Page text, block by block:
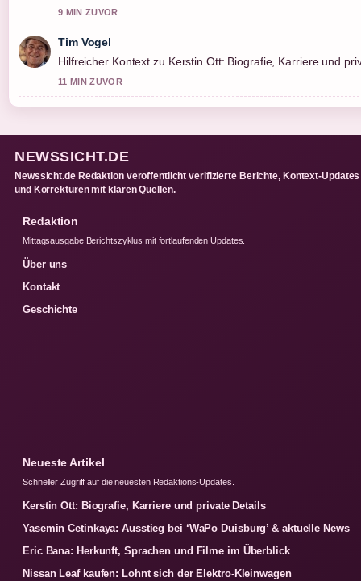
9 MIN ZUVOR
Tim Vogel
Hilfreicher Kontext zu Kerstin Ott: Biografie, Karriere und
11 MIN ZUVOR
NEWSSICHT.DE
Newssicht.de Redaktion veroffentlicht verifizierte Berichte, Kontext-Updates
und Korrekturen mit klaren Quellen.
Redaktion
Mittagsausgabe Berichtszyklus mit fortlaufenden Updates.
Über uns
Kontakt
Geschichte
Neueste Artikel
Schneller Zugriff auf die neuesten Redaktions-Updates.
Kerstin Ott: Biografie, Karriere und private Details
Yasemin Cetinkaya: Ausstieg bei ‘WaPo Duisburg’ & aktuelle News
Eric Bana: Herkunft, Sprachen und Filme im Überblick
Nissan Leaf kaufen: Lohnt sich der Elektro-Kleinwagen